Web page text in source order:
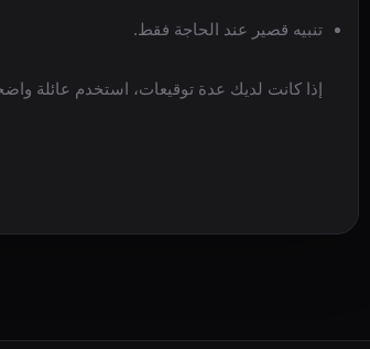
تنبيه قصير عند الحاجة فقط.
إذا كانت لديك عدة توقيعات، استخدم عائلة